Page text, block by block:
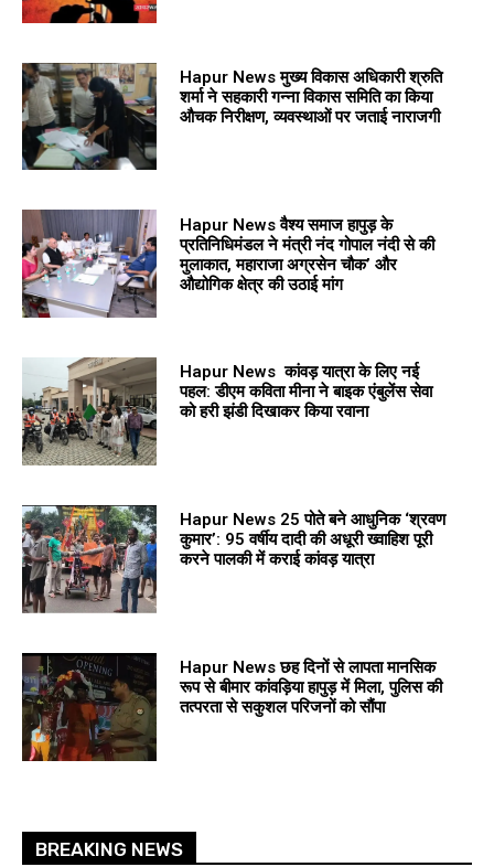
Hapur News मुख्य विकास अधिकारी श्रुति
शर्मा ने सहकारी गन्ना विकास समिति का किया
औचक निरीक्षण, व्यवस्थाओं पर जताई नाराजगी
Hapur News वैश्य समाज हापुड़ के
प्रतिनिधिमंडल ने मंत्री नंद गोपाल नंदी से की
मुलाकात, महाराजा अग्रसेन चौक’ और
औद्योगिक क्षेत्र की उठाई मांग
Hapur News कांवड़ यात्रा के लिए नई
पहल: डीएम कविता मीना ने बाइक एंबुलेंस सेवा
को हरी झंडी दिखाकर किया रवाना
Hapur News 25 पोते बने आधुनिक ‘श्रवण
कुमार’: 95 वर्षीय दादी की अधूरी ख्वाहिश पूरी
करने पालकी में कराई कांवड़ यात्रा
Hapur News छह दिनों से लापता मानसिक
रूप से बीमार कांवड़िया हापुड़ में मिला, पुलिस की
तत्परता से सकुशल परिजनों को सौंपा
BREAKING NEWS